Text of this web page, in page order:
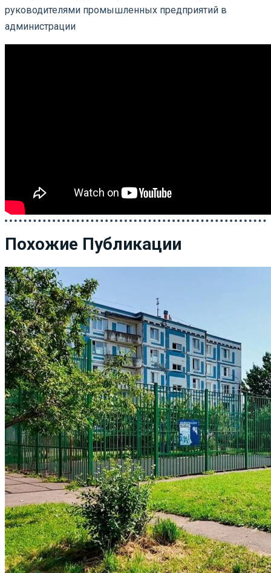
руководителями промышленных предприятий в
администрации
Похожие Публикации